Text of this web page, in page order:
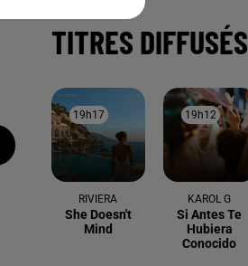
TITRES DIFFUSÉS
19h17
19h17
RIVIERA
She Doesn't
Mind
19h12
19h12
KAROL G
Si Antes Te
Hubiera
Conocido